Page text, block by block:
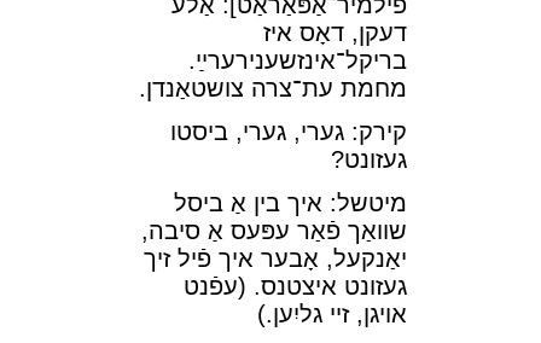
דעקן, דאָס איז
⁠בריקל־אינזשענירערײַ.
מחמת עת־צרה צושטאַנדן.
קירק: גערי, גערי, ביסטו
געזונט?
מיטשל: איך בין אַ ביסל
שװאַך פֿאַר עפּעס אַ סיבה,
יאַנקעל, אָבער איך פֿיל זיך
געזונט איצטנס. (עפֿנט
אױגן, זײ גליִען.)